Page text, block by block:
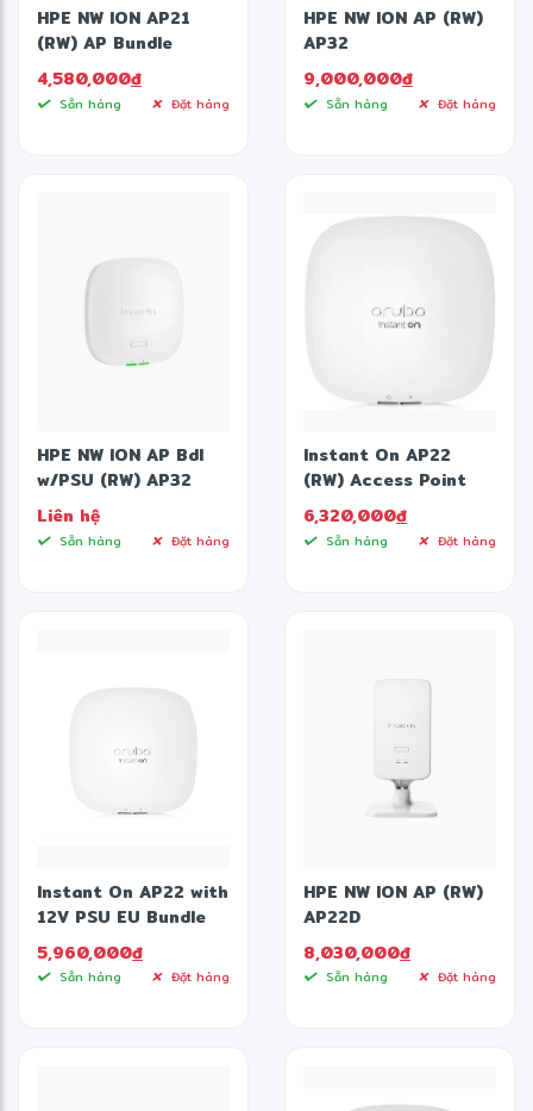
Ứng dụng thực tế
Hệ thống Camera IP.
Access Point WiFi.
Cửa hàng bán lẻ.
Trường học, bệnh viện và trung tâm đào tạo.
HPE NW ION AP21
(RW) AP Bundle
4,580,000đ
Sẵn hàng Đặt hàng
HPE NW ION AP (RW)
AP32
9,000,000đ
Sẵn hàng Đặt hàng
HPE NW ION AP Bdl
w/PSU (RW) AP32
Liên hệ
Sẵn hàng Đặt hàng
Instant On AP22
(RW) Access Point
6,320,000đ
Sẵn hàng Đặt hàng
Instant On AP22 with
12V PSU EU Bundle
5,960,000đ
Sẵn hàng Đặt hàng
HPE NW ION AP (RW)
AP22D
8,030,000đ
Sẵn hàng Đặt hàng